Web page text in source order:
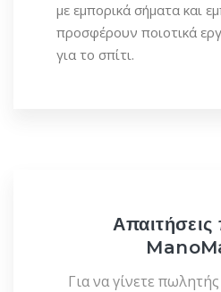
με εμπορικά σήματα και
προσφέρουν ποιοτικά
για το σπίτι.
Για να γίνετε